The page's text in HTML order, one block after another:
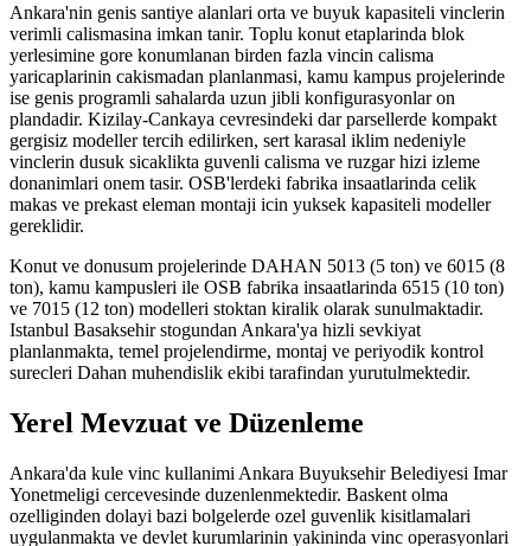
Ankara'nin genis santiye alanlari orta ve buyuk kapasiteli vinclerin
verimli calismasina imkan tanir. Toplu konut etaplarinda blok
yerlesimine gore konumlanan birden fazla vincin calisma
yaricaplarinin cakismadan planlanmasi, kamu kampus projelerinde
ise genis programli sahalarda uzun jibli konfigurasyonlar on
plandadir. Kizilay-Cankaya cevresindeki dar parsellerde kompakt
gergisiz modeller tercih edilirken, sert karasal iklim nedeniyle
vinclerin dusuk sicaklikta guvenli calisma ve ruzgar hizi izleme
donanimlari onem tasir. OSB'lerdeki fabrika insaatlarinda celik
makas ve prekast eleman montaji icin yuksek kapasiteli modeller
gereklidir.
Konut ve donusum projelerinde DAHAN 5013 (5 ton) ve 6015 (8
ton), kamu kampusleri ile OSB fabrika insaatlarinda 6515 (10 ton)
ve 7015 (12 ton) modelleri stoktan kiralik olarak sunulmaktadir.
Istanbul Basaksehir stogundan Ankara'ya hizli sevkiyat
planlanmakta, temel projelendirme, montaj ve periyodik kontrol
surecleri Dahan muhendislik ekibi tarafindan yurutulmektedir.
Yerel Mevzuat ve Düzenleme
Ankara'da kule vinc kullanimi Ankara Buyuksehir Belediyesi Imar
Yonetmeligi cercevesinde duzenlenmektedir. Baskent olma
ozelliginden dolayi bazi bolgelerde ozel guvenlik kisitlamalari
uygulanmakta ve devlet kurumlarinin yakininda vinc operasyonlari